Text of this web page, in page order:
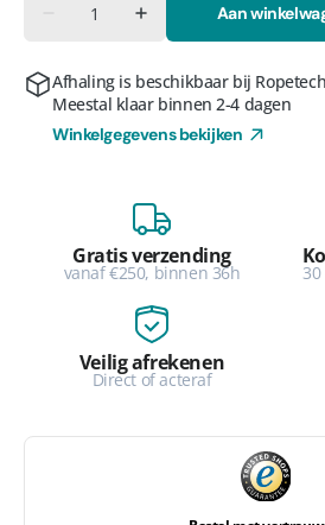
Quick
Start
Guide
Rescueset
Aantal
verhogen
Quick
Start
Guide
Rescueset
Aan
Afhaling is beschikbaar bij
Meestal klaar binnen 2-4 dagen
Winkelgegevens bekijken
Gratis verzending
vanaf €250, binnen 36h
Veilig afrekenen
Direct of acteraf